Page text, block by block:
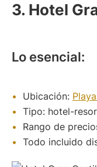
3. Hotel
Lo esencial:
Ubicación:
Tipo: hotel-
Rango de
Todo incluido